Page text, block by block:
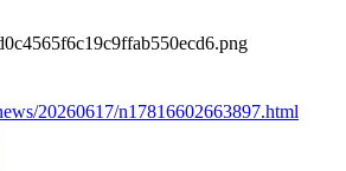
20260617/n17816602663897.html